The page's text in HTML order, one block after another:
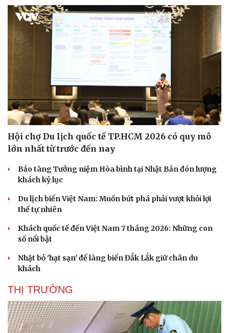
Văn hóa
Giải trí
Hội chợ Du lịch quốc tế TP.HCM 2026 có quy mô
lớn nhất từ trước đến nay
Bảo tàng Tưởng niệm Hòa bình tại Nhật Bản đón lượng
khách kỷ lục
Du lịch biển Việt Nam: Muốn bứt phá phải vượt khỏi lợi
thế tự nhiên
Khách quốc tế đến Việt Nam 7 tháng 2026: Những con
số nổi bật
Nhặt bỏ 'hạt sạn' để làng biển Đắk Lắk giữ chân du
khách
THỊ TRƯỜNG